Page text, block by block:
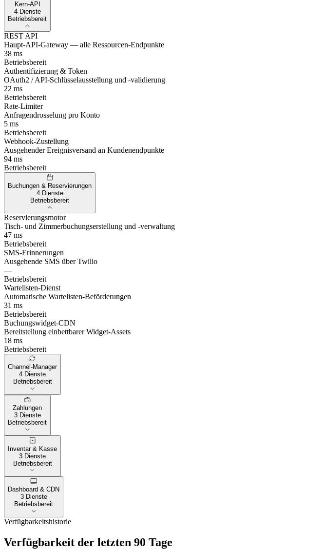
Kern-API
4 Dienste
Betriebsbereit
REST API
Haupt-API-Gateway — alle Ressourcen-Endpunkte
38 ms
Betriebsbereit
Authentifizierung & Token
OAuth2 / API-Schlüsselausstellung und -validierung
22 ms
Betriebsbereit
Rate-Limiter
Anfragendrosselung pro Konto
5 ms
Betriebsbereit
Webhook-Zustellung
Ausgehender Ereignisversand an Kundenendpunkte
94 ms
Betriebsbereit
Buchungen & Reservierungen
4 Dienste
Betriebsbereit
Reservierungsmotor
Tisch- und Zimmerbuchungserstellung und -verwaltung
47 ms
Betriebsbereit
SMS-Erinnerungen
Ausgehende SMS über Twilio
—
Betriebsbereit
Wartelisten-Dienst
Automatische Wartelisten-Beförderungen
31 ms
Betriebsbereit
Buchungswidget-CDN
Bereitstellung einbettbarer Widget-Assets
18 ms
Betriebsbereit
Channel-Manager
4 Dienste
Betriebsbereit
Zahlungen
3 Dienste
Betriebsbereit
Inventar & Kasse
3 Dienste
Betriebsbereit
Dashboard & CDN
3 Dienste
Betriebsbereit
Verfügbarkeitshistorie
Verfügbarkeit der letzten 90 Tage